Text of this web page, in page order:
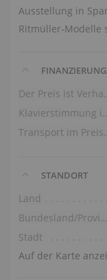
Ausstellung in
Ritmüller‑Modelle
Der
STANDORT
Land
Bundesland/Provinz
Stadt
Auf der Karte